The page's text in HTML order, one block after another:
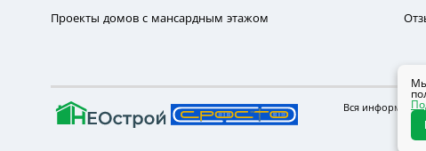
Проекты домов с мансардным этажом
Вся